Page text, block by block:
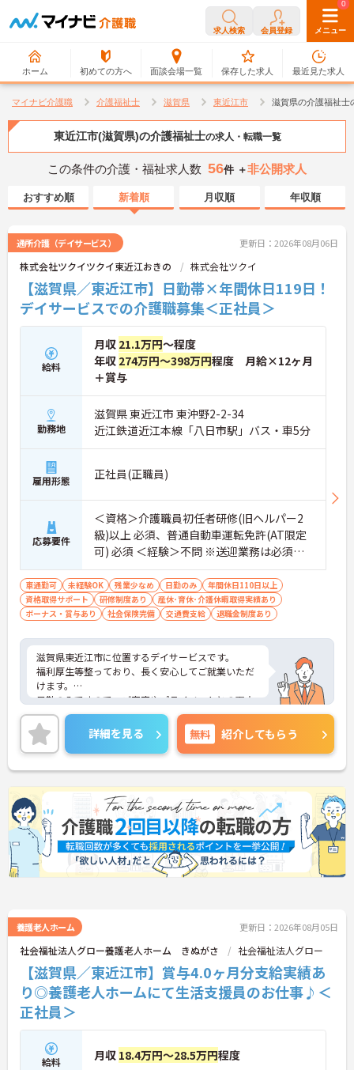
求人検索 会員登録 メニュー
ホーム 初めての方へ 面談会場一覧
0
保存した求人
0
最近見た求人
マイナビ介護職 介護福祉士 滋賀県 東近江市 滋賀県の介護福祉士
東近江市(滋賀県)の介護福祉士の求人・転職一覧
この条件の介護・福祉求人数 56件 ＋非公開求人
おすすめ順 新着順 月収順 年収順
通所介護（デイサービス） 更新日：2026年08月06日
株式会社ツクイツクイ東近江おきの 株式会社ツクイ
【滋賀県／東近江市】日勤帯×年間休日119日！
デイサービスでの介護職募集＜正社員＞
給料
月収 21.1万円～程度
年収 274万円～398万円程度 月給×12ヶ月
＋賞与
勤務地
滋賀県 東近江市 東沖野2-2-34
近江鉄道近江本線「八日市駅」バス・車5分
雇用形態 正社員(正職員)
応募要件
＜資格＞介護職員初任者研修(旧ヘルパー2
級)以上 必須、普通自動車運転免許(AT限定
可) 必須 ＜経験＞不問 ※送迎業務は必須と
なります
車通勤可 未経験OK 残業少なめ 日勤のみ
年間休日110日以上
資格取得サポート
研修制度あり
産休･育休･介護休暇取得実績あり
ボーナス・賞与あり
社会保険完備 交通費支給 退職金制度あり
滋賀県東近江市に位置するデイサービスです。
福利厚生等整っており、長く安心してご就業いただ
けます。
日勤のみですので、ご家庭やプライベートとの両立
もしやすいです。
ご興味のある方には、面接対策ポイントなど、さら
に詳細をお話しいたしますのでお気軽にご相談くだ
さい！
詳細を見る 無料 紹介してもらう
養護老人ホーム 更新日：2026年08月05日
社会福祉法人グロー養護老人ホーム きぬがさ 社会福祉法人グロー
【滋賀県／東近江市】賞与4.0ヶ月分支給実績あ
り◎養護老人ホームにて生活支援員のお仕事♪＜
正社員＞
給料 月収 18.4万円～28.5万円程度